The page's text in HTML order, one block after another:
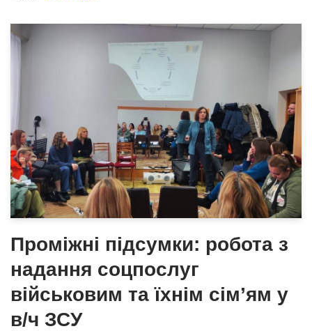
Проміжні підсумки: робота з
надання соцпослуг
військовим та їхнім сім’ям у
в/ч ЗСУ